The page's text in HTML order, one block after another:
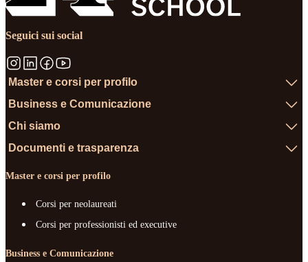
Seguici sui social
Master e corsi per profilo
Business e Comunicazione
Chi siamo
Documenti e trasparenza
Master e corsi per profilo
Corsi per neolaureati
Corsi per professionisti ed executive
Business e Comunicazione